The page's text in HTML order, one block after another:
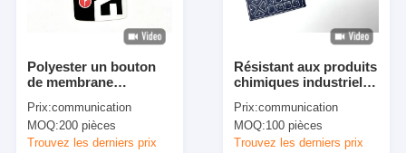
Le spectacle VR
Contrôle de la qualité
Polyester un bouton
de membrane
Adhésif pour les
contrôles d'application
Prix:communication
MOQ:200 pièces
Trouvez les derniers prix
Résistant aux produits
chimiques industriels
tactile bouton de
commande avec
options de gravure
Prix:communication
MOQ:100 pièces
Trouvez les derniers prix